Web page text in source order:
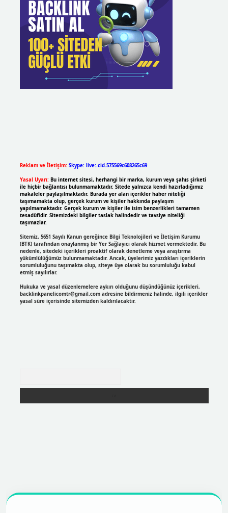
Reklam ve İletişim: Skype: live:.cid.575569c608265c69
Yasal Uyarı: Bu internet sitesi, herhangi bir marka, kurum veya şahıs şirketi
ile hiçbir bağlantısı bulunmamaktadır. Sitede yalnızca kendi hazırladığımız
makaleler paylaşılmaktadır. Burada yer alan içerikler haber niteliği
taşımamakta olup, gerçek kurum ve kişiler hakkında paylaşım
yapılmamaktadır. Gerçek kurum ve kişiler ile isim benzerlikleri tamamen
tesadüfidir. Sitemizdeki bilgiler taslak halindedir ve tavsiye niteliği
taşımazlar.
Sitemiz, 5651 Sayılı Kanun gereğince Bilgi Teknolojileri ve İletişim Kurumu
(BTK) tarafından onaylanmış bir Yer Sağlayıcı olarak hizmet vermektedir. Bu
nedenle, sitedeki içerikleri proaktif olarak denetleme veya araştırma
yükümlülüğümüz bulunmamaktadır. Ancak, üyelerimiz yazdıkları içeriklerin
sorumluluğunu taşımakta olup, siteye üye olarak bu sorumluluğu kabul
etmiş sayılırlar.
Hukuka ve yasal düzenlemelere aykırı olduğunu düşündüğünüz içerikleri,
backlinkpanelicomtr@gmail.comadresine bildirmeniz halinde, ilgili içerikler
yasal süre içerisinde sitemizden kaldırılacaktır.